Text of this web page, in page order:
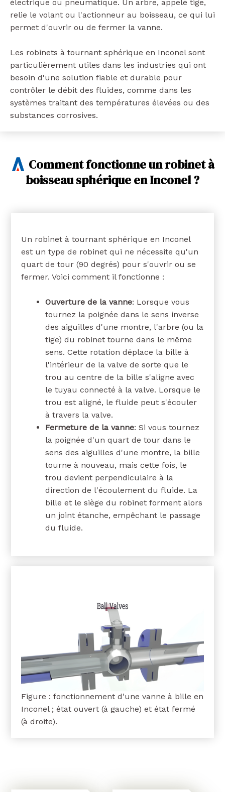
électrique ou pneumatique. Un arbre, appelé tige,
relie le volant ou l'actionneur au boisseau, ce qui lui
permet d'ouvrir ou de fermer la vanne.
Les robinets à tournant sphérique en Inconel sont
particulièrement utiles dans les industries qui ont
besoin d'une solution fiable et durable pour
contrôler le débit des fluides, comme dans les
systèmes traitant des températures élevées ou des
substances corrosives.
Comment fonctionne un robinet à
boisseau sphérique en Inconel ?
Un robinet à tournant sphérique en Inconel
est un type de robinet qui ne nécessite qu'un
quart de tour (90 degrés) pour s'ouvrir ou se
fermer. Voici comment il fonctionne :
Ouverture de la vanne: Lorsque vous
tournez la poignée dans le sens inverse
des aiguilles d'une montre, l'arbre (ou la
tige) du robinet tourne dans le même
sens. Cette rotation déplace la bille à
l'intérieur de la valve de sorte que le
trou au centre de la bille s'aligne avec
le tuyau connecté à la valve. Lorsque le
trou est aligné, le fluide peut s'écouler
à travers la valve.
Fermeture de la vanne: Si vous tournez
la poignée d'un quart de tour dans le
sens des aiguilles d'une montre, la bille
tourne à nouveau, mais cette fois, le
trou devient perpendiculaire à la
direction de l'écoulement du fluide. La
bille et le siège du robinet forment alors
un joint étanche, empêchant le passage
du fluide.
Figure : fonctionnement d'une vanne à bille en
Inconel ; état ouvert (à gauche) et état fermé
(à droite).